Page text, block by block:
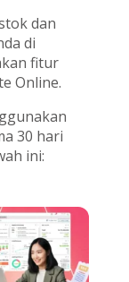
dan
di
fitur
Online.
30 hari
ini: